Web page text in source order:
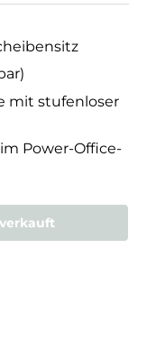
mit stufenloser
Power-Office-